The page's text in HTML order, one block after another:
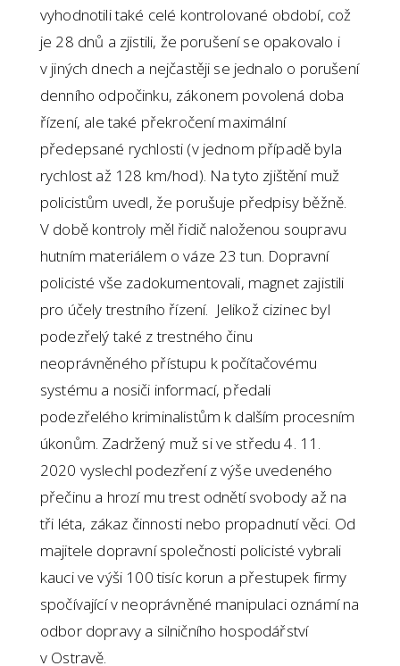
vyhodnotili také celé kontrolované období, což
je 28 dnů a zjistili, že porušení se opakovalo i
v jiných dnech a nejčastěji se jednalo o porušení
denního odpočinku, zákonem povolená doba
řízení, ale také překročení maximální
předepsané rychlosti (v jednom případě byla
rychlost až 128 km/hod). Na tyto zjištění muž
policistům uvedl, že porušuje předpisy běžně.
V době kontroly měl řidič naloženou soupravu
hutním materiálem o váze 23 tun. Dopravní
policisté vše zadokumentovali, magnet zajistili
pro účely trestního řízení. Jelikož cizinec byl
podezřelý také z trestného činu
neoprávněného přístupu k počítačovému
systému a nosiči informací, předali
podezřelého kriminalistům k dalším procesním
úkonům. Zadržený muž si ve středu 4. 11.
2020 vyslechl podezření z výše uvedeného
přečinu a hrozí mu trest odnětí svobody až na
tři léta, zákaz činnosti nebo propadnutí věci. Od
majitele dopravní společnosti policisté vybrali
kauci ve výši 100 tisíc korun a přestupek firmy
spočívající v neoprávněné manipulaci oznámí na
odbor dopravy a silničního hospodářství
v Ostravě.